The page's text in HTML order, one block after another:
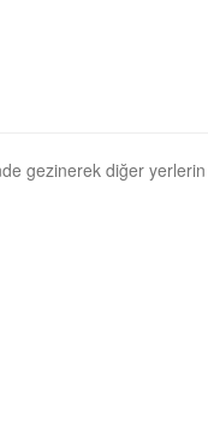
gezinerek diğer